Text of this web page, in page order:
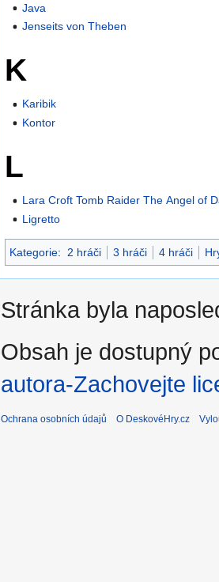
Java
Jenseits von Theben
K
Karibik
Kontor
L
Lara Croft Tomb Raider The Angel of
Ligretto
Kategorie: 2 hráči 3 hráči 4 hráči
Stránka byla
Obsah je dostupný
autora-Zachovejte
Ochrana osobních údajů O DeskovéHry.cz